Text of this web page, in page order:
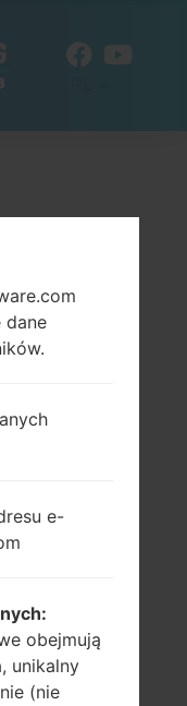
dane
e-
obejmują
unikalny
(nie